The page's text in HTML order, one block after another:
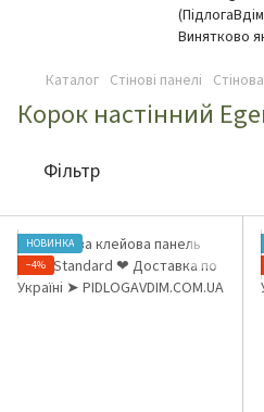
Каталог Стінові панелі
Корок настінний
Фільтр
НОВИНКА
−4%